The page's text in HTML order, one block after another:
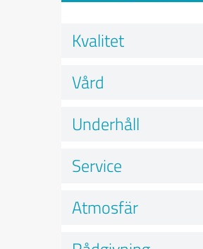
Kvalitet
Vård
Underhåll
Service
Atmosfär